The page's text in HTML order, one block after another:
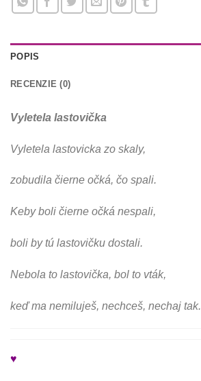
POPIS
RECENZIE (0)
Vyletela lastovička
Vyletela lastovicka zo skaly,
zobudila čierne očká, čo spali.
Keby boli čierne očká nespali,
boli by tú lastovičku dostali.
Nebola to lastovička, bol to vták,
keď ma nemiluješ, nechceš, nechaj tak.
♥